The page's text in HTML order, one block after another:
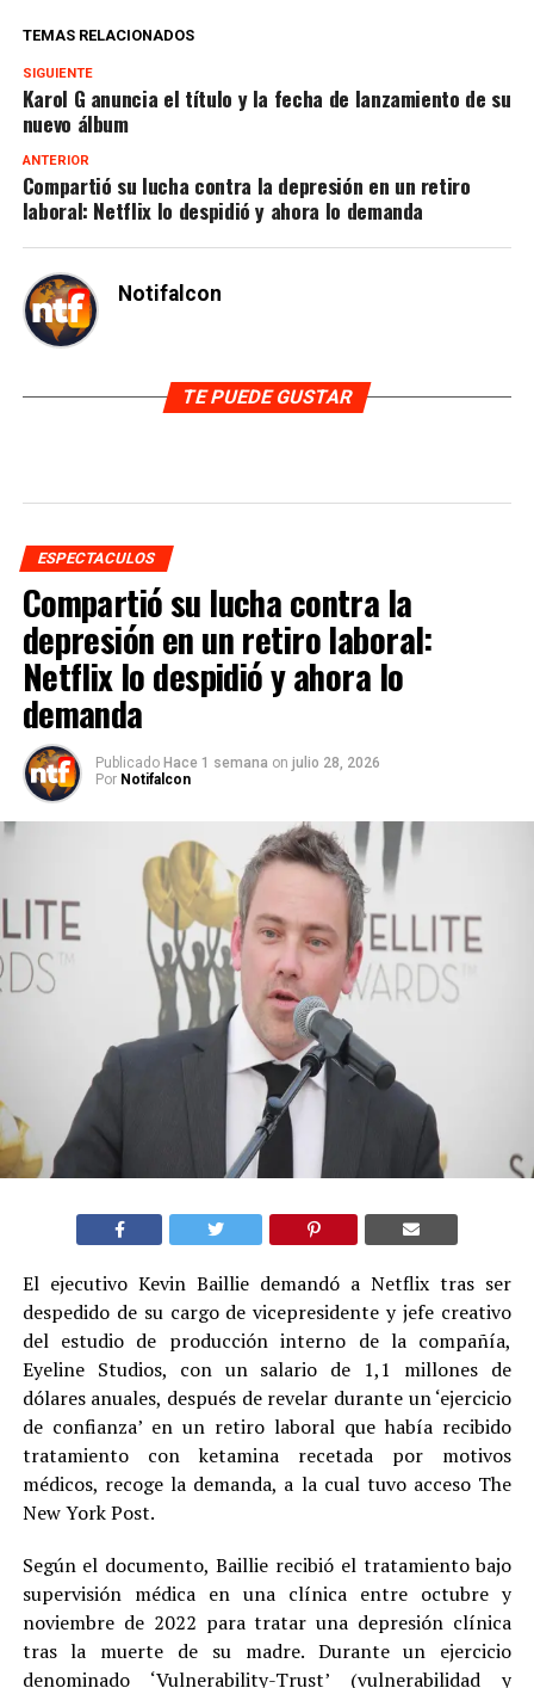
TEMAS RELACIONADOS
SIGUIENTE
Karol G anuncia el título y la fecha de lanzamiento de su
nuevo álbum
ANTERIOR
Compartió su lucha contra la depresión en un retiro
laboral: Netflix lo despidió y ahora lo demanda
Notifalcon
TE PUEDE GUSTAR
ESPECTACULOS
Compartió su lucha contra la
depresión en un retiro laboral:
Netflix lo despidió y ahora lo
demanda
Publicado Hace 1 semana on julio 28, 2026
Por Notifalcon
El ejecutivo Kevin Baillie demandó a Netflix tras ser
despedido de su cargo de vicepresidente y jefe creativo
del estudio de producción interno de la compañía,
Eyeline Studios, con un salario de 1,1 millones de
dólares anuales, después de revelar durante un ‘ejercicio
de confianza’ en un retiro laboral que había recibido
tratamiento con ketamina recetada por motivos
médicos, recoge la demanda, a la cual tuvo acceso The
New York Post.
Según el documento, Baillie recibió el tratamiento bajo
supervisión médica en una clínica entre octubre y
noviembre de 2022 para tratar una depresión clínica
tras la muerte de su madre. Durante un ejercicio
denominado ‘Vulnerability-Trust’ (vulnerabilidad y